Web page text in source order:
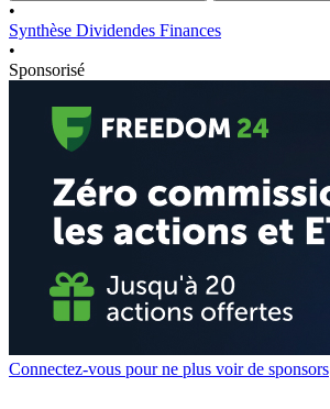
•
Synthèse Dividendes Finances
•
Sponsorisé
Connectez-vous pour ne plus voir de sponsors